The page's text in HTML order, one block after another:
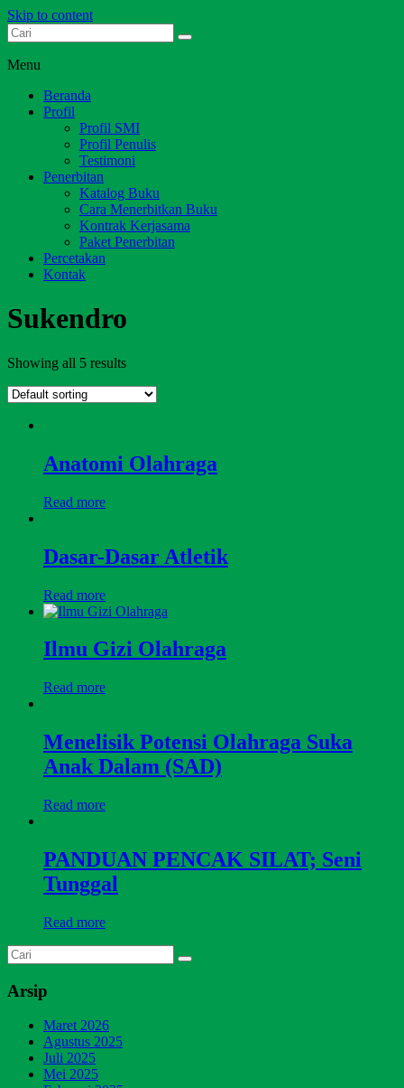
Skip to content
Dari Jambi untuk Indonesia
Menu
Beranda
Profil
Profil SMI
Profil Penulis
Testimoni
Penerbitan
Katalog Buku
Cara Menerbitkan Buku
Kontrak Kerjasama
Paket Penerbitan
Percetakan
Kontak
Sukendro
Showing all 5 results
Anatomi Olahraga
Read more
Dasar-Dasar Atletik
Read more
Ilmu Gizi Olahraga
Read more
Menelisik Potensi Olahraga Suka
Anak Dalam (SAD)
Read more
PANDUAN PENCAK SILAT; Seni
Tunggal
Read more
Arsip
Maret 2026
Agustus 2025
Juli 2025
Mei 2025